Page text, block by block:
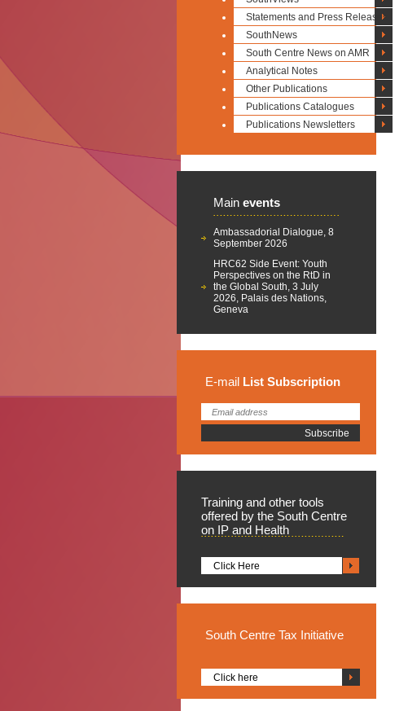
Statements and Press Releases
SouthNews
South Centre News on AMR
Analytical Notes
Other Publications
Publications Catalogues
Publications Newsletters
Main events
Ambassadorial Dialogue, 8
September 2026
HRC62 Side Event: Youth
Perspectives on the RtD in
the Global South, 3 July
2026, Palais des Nations,
Geneva
E-mail List Subscription
Training and other tools
offered by the South Centre
on IP and Health
Click Here
South Centre Tax Initiative
Click here